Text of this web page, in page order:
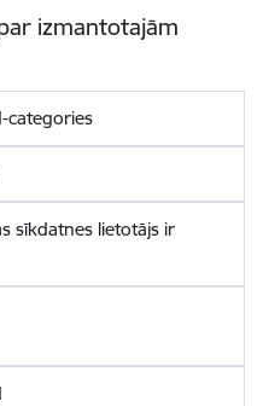
izmantotajām
categories
sīkdatnes lietotājs ir